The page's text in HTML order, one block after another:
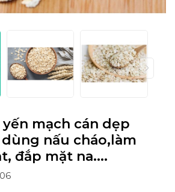
mạch cán dẹp
nấu cháo,làm
đắp mặt na....